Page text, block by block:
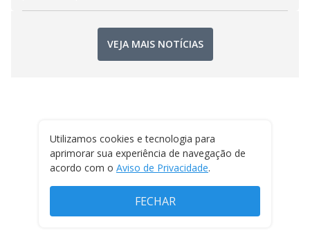
VEJA MAIS NOTÍCIAS
Utilizamos cookies e tecnologia para
aprimorar sua experiência de navegação de
acordo com o Aviso de Privacidade.
FECHAR